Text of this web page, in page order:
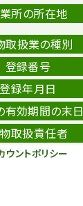
所の所在地
取扱業の種別
登録番号
登録年月日
有効期間の末日
取扱責任者
ウントポリシー